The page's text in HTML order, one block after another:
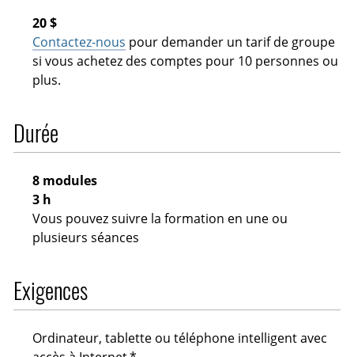
20 $
Contactez-nous pour demander un tarif de groupe
si vous achetez des comptes pour 10 personnes ou
plus.
Durée
8 modules
3 h
Vous pouvez suivre la formation en une ou
plusieurs séances
Exigences
Ordinateur, tablette ou téléphone intelligent avec